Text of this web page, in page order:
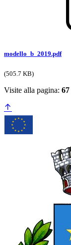
modello_b_2019.pdf
(505.7 KB)
Visite alla pagina: 67